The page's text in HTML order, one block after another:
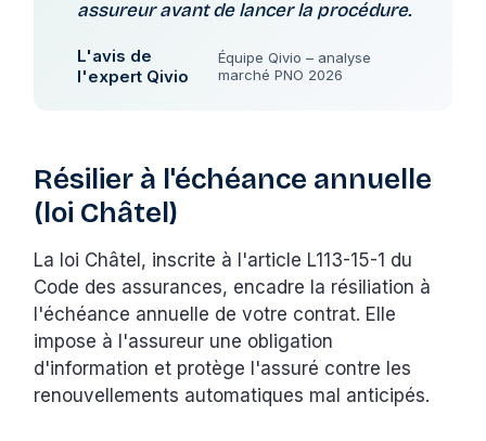
assureur avant de lancer la procédure.
L'avis de
l'expert Qivio
Équipe Qivio – analyse
marché PNO 2026
Résilier à l'échéance annuelle
(loi Châtel)
La loi Châtel, inscrite à l'article L113-15-1 du
Code des assurances, encadre la résiliation à
l'échéance annuelle de votre contrat. Elle
impose à l'assureur une obligation
d'information et protège l'assuré contre les
renouvellements automatiques mal anticipés.